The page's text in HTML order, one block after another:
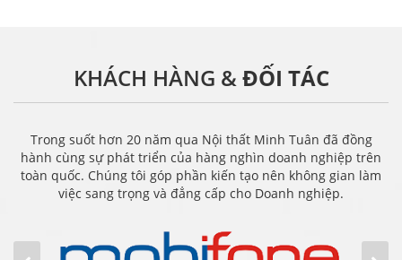
KHÁCH HÀNG &ĐỐI TÁC
Trong suốt hơn 20 năm qua Nội thất Minh Tuân đã đồng
hành cùng sự phát triển của hàng nghìn doanh nghiệp trên
toàn quốc. Chúng tôi góp phần kiến tạo nên không gian làm
việc sang trọng và đẳng cấp cho Doanh nghiệp.